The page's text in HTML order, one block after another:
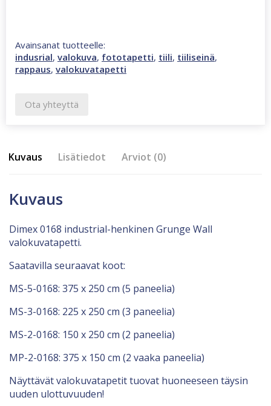
Avainsanat tuotteelle:
indusrial, valokuva, fototapetti, tiili, tiiliseinä,
rappaus, valokuvatapetti
Ota yhteyttä
Kuvaus Lisätiedot Arviot (0)
Kuvaus
Dimex 0168 industrial-henkinen Grunge Wall
valokuvatapetti.
Saatavilla seuraavat koot:
MS-5-0168: 375 x 250 cm (5 paneelia)
MS-3-0168: 225 x 250 cm (3 paneelia)
MS-2-0168: 150 x 250 cm (2 paneelia)
MP-2-0168: 375 x 150 cm (2 vaaka paneelia)
Näyttävät valokuvatapetit tuovat huoneeseen täysin
uuden ulottuvuuden!